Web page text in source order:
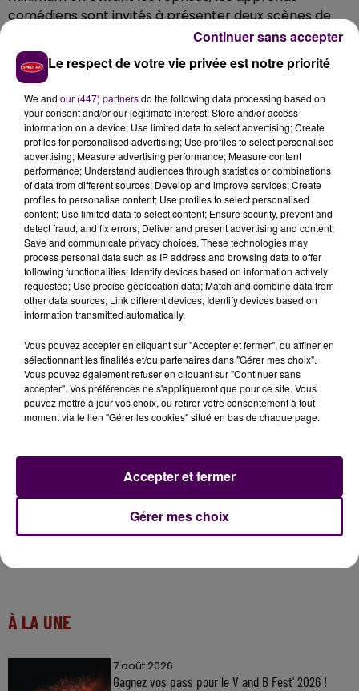
comédiens sont invités à présenter deux scènes de
cinq minutes maximum chacune qu'il s'agisse de
théâtre classique, de burlesque ou même de stand-
up, et les danseurs doivent pouvoir s'appuyer sur une
chorégraphie réalisée seul ou à plusieurs, d'une durée
de trois à cinq minutes.
CATÉGORIE"EXPRESSION LIBRE"
Il est donc aussi possible de faire acte de candidature
en catégorie"expression libre":dessin, peinture,
sculptures, arts du cirqueou autre discipline, qui
devra faire l'objet d'une présentation"au cours d'une
prestation scénique libre, de trois à cinq minutes, qui
doit pouvoir se dérouler dans une salle close et sur
une scène, tout en respectant l’intégrité des
personnes présentes et du lieu"
500 euros à chacun des groupes vainqueurs ou
solodes quatre catégories et un prix d'une valeur de
100 euros pour chacun des huit autres finalistes. Les
récompenses seront sous forme de numéraire, de
À LA UNE
7 août 2026
Gagnez vos pass pour le V and B Fest' 2026 !
Le respect de votre vie privée est notre priorité
We and our (447) partnersdo the following data processing based on
your consent and/or our legitimate interest: Store and/or access
information on a device; Use limited data to select advertising; Create
profiles for personalised advertising; Use profiles to select personalised
advertising; Measure advertising performance; Measure content
performance; Understand audiences through statistics or combinations
of data from different sources; Develop and improve services; Create
profiles to personalise content; Use profiles to select personalised
content; Use limited data to select content; Ensure security, prevent and
detect fraud, and fix errors; Deliver and present advertising and content;
Save and communicate privacy choices. These technologies may
process personal data such as IP address and browsing data to offer
following functionalities: Identify devices based on information actively
requested; Use precise geolocation data; Match and combine data from
other data sources; Link different devices; Identify devices based on
information transmitted automatically.
Vous pouvez accepter en cliquant sur "Accepter et fermer", ou affiner en
sélectionnant les finalités et/ou partenaires dans "Gérer mes choix".
Vous pouvez également refuser en cliquant sur "Continuer sans
accepter". Vos préférences ne s'appliqueront que pour ce site. Vous
pouvez mettre à jour vos choix, ou retirer votre consentement à tout
moment via le lien "Gérer les cookies" situé en bas de chaque page.
Gérer mes choix
Accepter et fermer
Continuer sans accepter